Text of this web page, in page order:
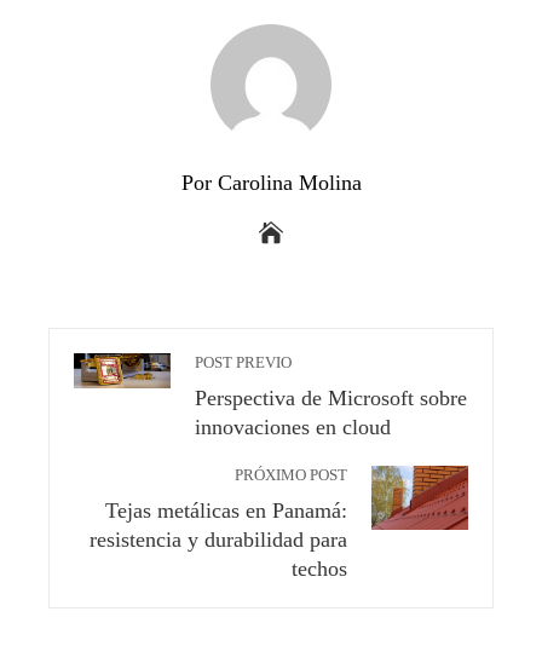
Por Carolina Molina
POST PREVIO
Perspectiva de Microsoft sobre
innovaciones en cloud
PRÓXIMO POST
Tejas metálicas en Panamá:
resistencia y durabilidad para
techos